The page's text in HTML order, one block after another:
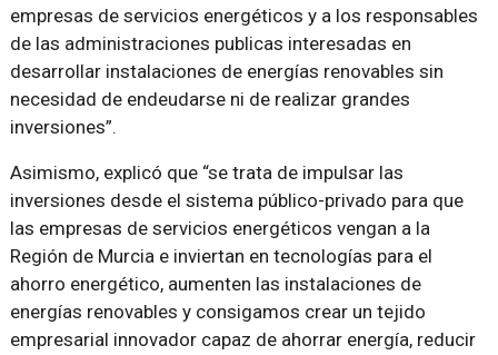
empresas de servicios energéticos y a los responsables
de las administraciones publicas interesadas en
desarrollar instalaciones de energías renovables sin
necesidad de endeudarse ni de realizar grandes
inversiones”.
Asimismo, explicó que “se trata de impulsar las
inversiones desde el sistema público-privado para que
las empresas de servicios energéticos vengan a la
Región de Murcia e inviertan en tecnologías para el
ahorro energético, aumenten las instalaciones de
energías renovables y consigamos crear un tejido
empresarial innovador capaz de ahorrar energía, reducir